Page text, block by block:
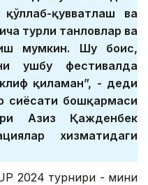
қувватлаш ва
турли танловлар ва
мумкин. Шу боис,
ушбу фестивалда
қиламан”, - деди
сиёсати бошқармаси
Азиз Қажденбек
хизматидаги
2024 турнири - мини